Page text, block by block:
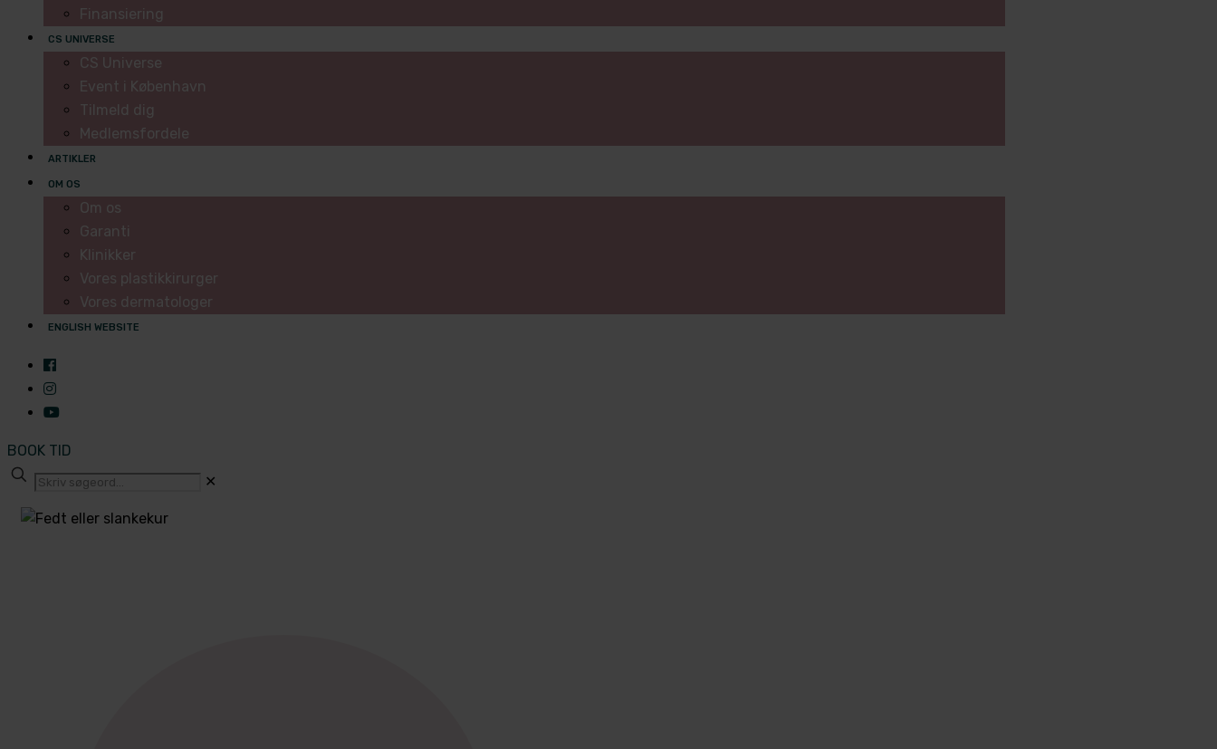
Finansiering
CS UNIVERSE
CS Universe
Event i København
Tilmeld dig
Medlemsfordele
ARTIKLER
OM OS
Om os
Garanti
Klinikker
Vores plastikkirurger
Vores dermatologer
ENGLISH WEBSITE
BOOK TID
✕